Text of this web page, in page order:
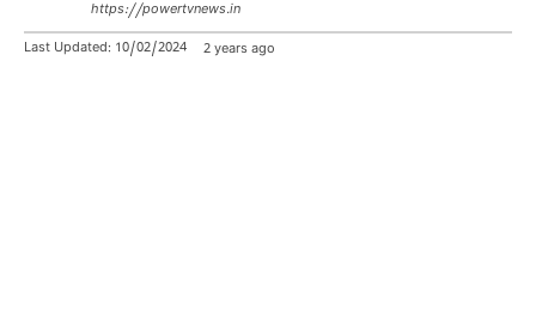
https://powertvnews.in
Last Updated: 10/02/2024 2 years ago